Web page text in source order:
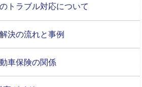
トラブル対応について
決の流れと事例
車保険の関係